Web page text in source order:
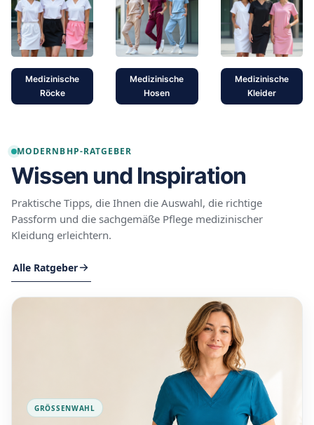
Medizinische
Röcke
Medizinische
Hosen
Medizinische
Kleider
MODERNBHP-RATGEBER
Wissen und Inspiration
Praktische Tipps, die Ihnen die Auswahl, die richtige
Passform und die sachgemäße Pflege medizinischer
Kleidung erleichtern.
Alle Ratgeber
GRÖSSENWAHL